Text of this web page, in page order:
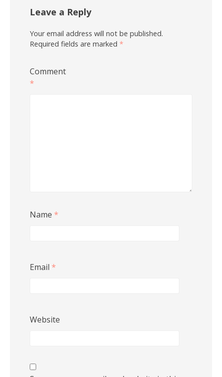
Leave a Reply
Your email address will not be published.
Required fields are marked *
Comment
*
Name *
Email *
Website